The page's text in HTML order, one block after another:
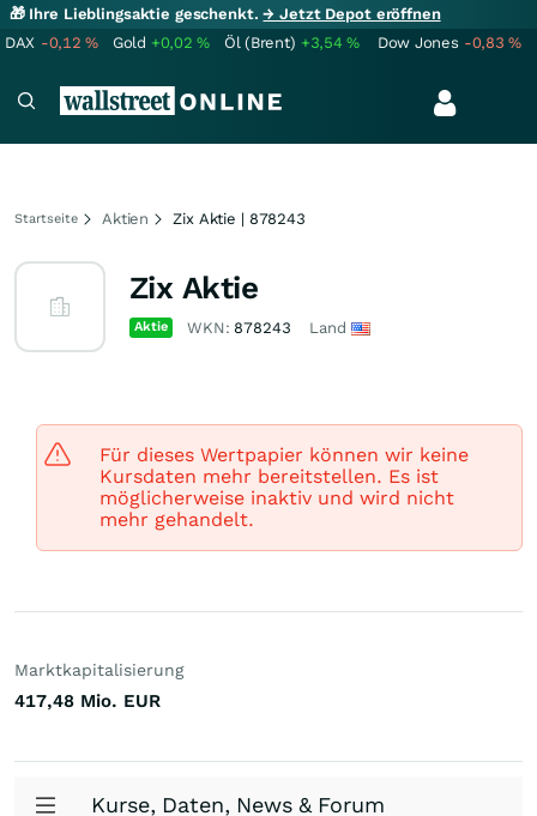
🎁 Ihre Lieblingsaktie geschenkt.→ Jetzt Depot eröffnen
DAX -0,12% Gold +0,02% Öl (Brent) +3,54% Dow Jones -0,83%
Startseite Aktien Zix Aktie | 878243
Zix Aktie
Aktie WKN: 878243 Land
Für dieses Wertpapier können wir keine
Kursdaten mehr bereitstellen. Es ist
möglicherweise inaktiv und wird nicht
mehr gehandelt.
Marktkapitalisierung
417,48 Mio. EUR
Kurse, Daten, News & Forum